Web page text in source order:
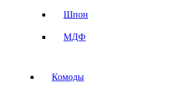
Шпон
МДФ
Комоды